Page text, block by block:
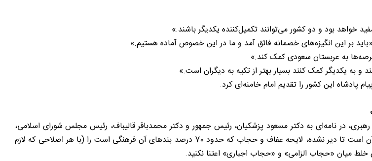
خواهد بود و دو کشور می‌توانند تکمیل‌کننده یکدیگر باشند.»
بر این انگیزه‌های خصمانه فائق آمد و ما در این خصوص آماده هستیم.»
به عربستان سعودی کمک کند.»
و به یکدیگر کمک کنند بسیار بهتر از تکیه به دیگران است.»
پادشاه این کشور را تقدیم امام خامنه‌ای کرد.
در نامه‌ای به دکتر مسعود پزشکیان، رئیس جمهور و دکتر محمدباقر قالیباف، رئیس مجلس شورای اسلامی،
خواستار ابلاغ لایحه عفاف و حجاب شد و تاکید کرد: انتظار بسیاری از این اکثریت انبوه آن است تا دیر نشده، لایحه عفاف و حجاب که حدود 70 درصد بندهای آن فرهنگی است را (با هر اصلاحی که لازم
خلط میان «حجاب الزامی» و «حجاب اجباری» اعتنا نکنید.